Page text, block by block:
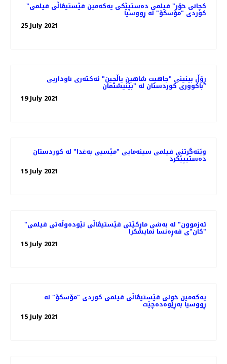
"کچانی خۆر" فیلمی ده‌ستپێکی یه‌که‌‌مین فێستیڤاڵی فیلمی
کوردی "مۆسکۆ" لە ڕووسیا
25 July 2021
ڕۆڵ بینینی "جاهیت شاهین یاڵچین" ئەکتەری ناوداریی
باکووری کوردستان لە "بێنیشتمان"
19 July 2021
وێنەگرتنی فیلمی سینەمایی "مێسیی بەغدا" لە کوردستان
دەستیپێکرد
15 July 2021
"ئەزموون" لە به‌شی ماڕکێتی فێستیڤاڵی نێوده‌وڵه‌تی فیلمی
"کان"ی فه‌ڕه‌نسا نمایشکرا
15 July 2021
یەکەمین خولی فێستیڤاڵی فیلمی کوردی "مۆسکۆ" لە
ڕووسیا بەڕێوەدەچێت
15 July 2021